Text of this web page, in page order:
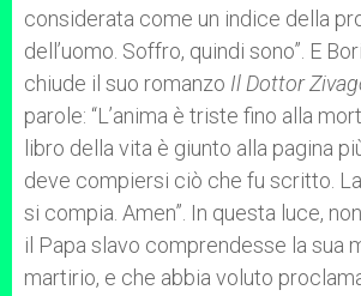
considerata come un indice della
dell’uomo. Soffro, quindi sono”. E
chiude il suo romanzo Il Dottor
parole: “L’anima è triste fino alla
libro della vita è giunto alla pagina
deve compiersi ciò che fu scritto.
si compia. Amen”. In questa luce,
il Papa slavo comprendesse la sua
martirio, e che abbia voluto